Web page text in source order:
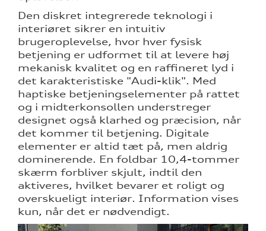
Den diskret integrerede teknologi i
interiøret sikrer en intuitiv
brugeroplevelse, hvor hver fysisk
betjening er udformet til at levere høj
mekanisk kvalitet og en raffineret lyd i
det karakteristiske "Audi-klik". Med
haptiske betjeningselementer på rattet
og i midterkonsollen understreger
designet også klarhed og præcision, når
det kommer til betjening. Digitale
elementer er altid tæt på, men aldrig
dominerende. En foldbar 10,4-tommer
skærm forbliver skjult, indtil den
aktiveres, hvilket bevarer et roligt og
overskueligt interiør. Information vises
kun, når det er nødvendigt.